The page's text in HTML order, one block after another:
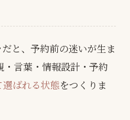
と、予約前の迷いが生ま
言葉・情報設計・予約
ばれる状態をつくりま